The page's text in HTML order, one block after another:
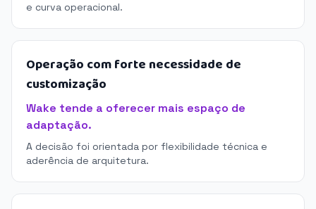
e curva operacional.
Operação com forte necessidade de
customização
Wake tende a oferecer mais espaço de
adaptação.
A decisão foi orientada por flexibilidade técnica e
aderência de arquitetura.